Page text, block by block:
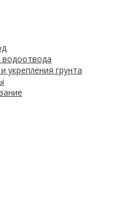
грунта